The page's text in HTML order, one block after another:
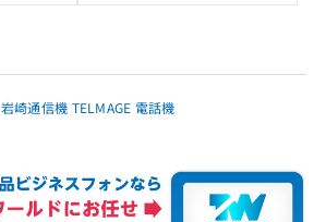
岩崎通信機 TELMAGE 電話機